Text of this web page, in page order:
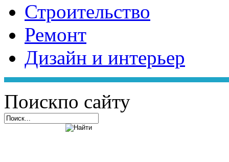
Строительство
Ремонт
Дизайн и интерьер
Поискпо сайту